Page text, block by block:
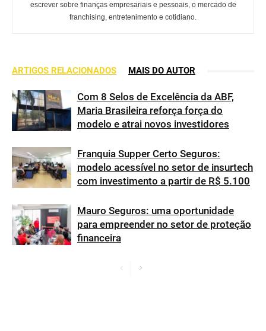
escrever sobre finanças empresariais e pessoais, o mercado de
franchising, entretenimento e cotidiano.
ARTIGOS RELACIONADOS MAIS DO AUTOR
Com 8 Selos de Excelência da ABF,
Maria Brasileira reforça força do
modelo e atrai novos investidores
Franquia Supper Certo Seguros:
modelo acessível no setor de insurtech
com investimento a partir de R$ 5.100
Mauro Seguros: uma oportunidade
para empreender no setor de proteção
financeira